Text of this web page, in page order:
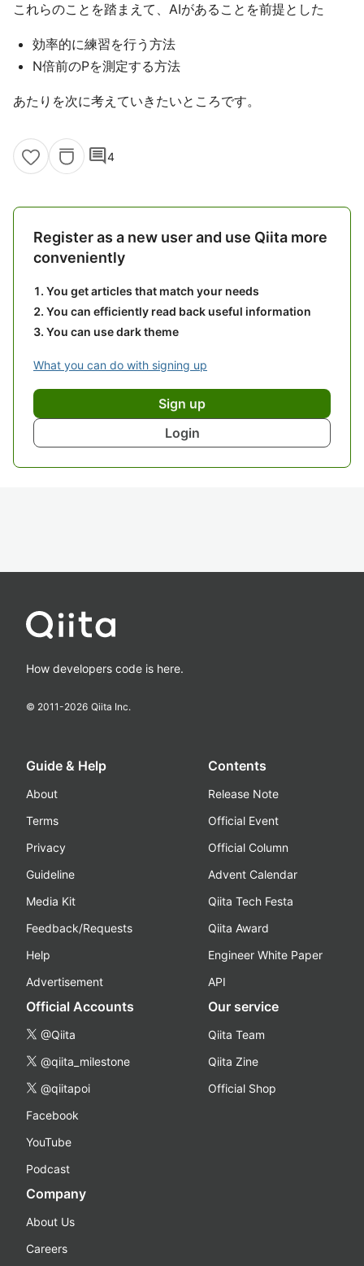
これらのことを踏まえて、AIがあることを前提とした
効率的に練習を行う方法
N倍前のPを測定する方法
あたりを次に考えていきたいところです。
comment4
Register as a new user and use Qiita more
conveniently
You get articles that match your needs
You can efficiently read back useful information
You can use dark theme
What you can do with signing up
Sign up
Login
How developers code is here.
© 2011-2026 Qiita Inc.
Guide & Help
About
Terms
Privacy
Guideline
Media Kit
Feedback/Requests
Help
Advertisement
Contents
Release Note
Official Event
Official Column
Advent Calendar
Qiita Tech Festa
Qiita Award
Engineer White Paper
API
Official Accounts
@Qiita
@qiita_milestone
@qiitapoi
Facebook
YouTube
Podcast
Our service
Qiita Team
Qiita Zine
Official Shop
Company
About Us
Careers